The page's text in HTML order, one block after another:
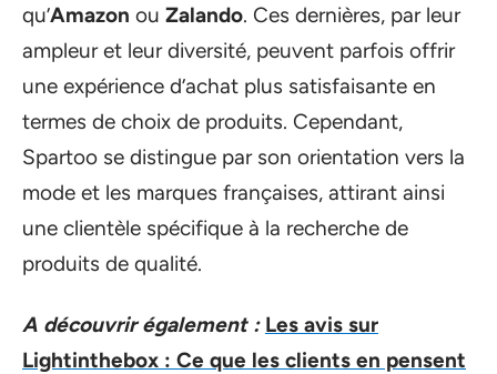
qu’Amazon ou Zalando. Ces dernières, par leur
ampleur et leur diversité, peuvent parfois offrir
une expérience d’achat plus satisfaisante en
termes de choix de produits. Cependant,
Spartoo se distingue par son orientation vers la
mode et les marques françaises, attirant ainsi
une clientèle spécifique à la recherche de
produits de qualité.
A découvrir également : Les avis sur
Lightinthebox : Ce que les clients en pensent